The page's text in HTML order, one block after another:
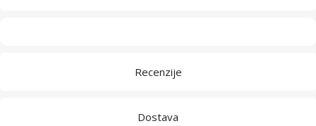
Recenzije
Dostava